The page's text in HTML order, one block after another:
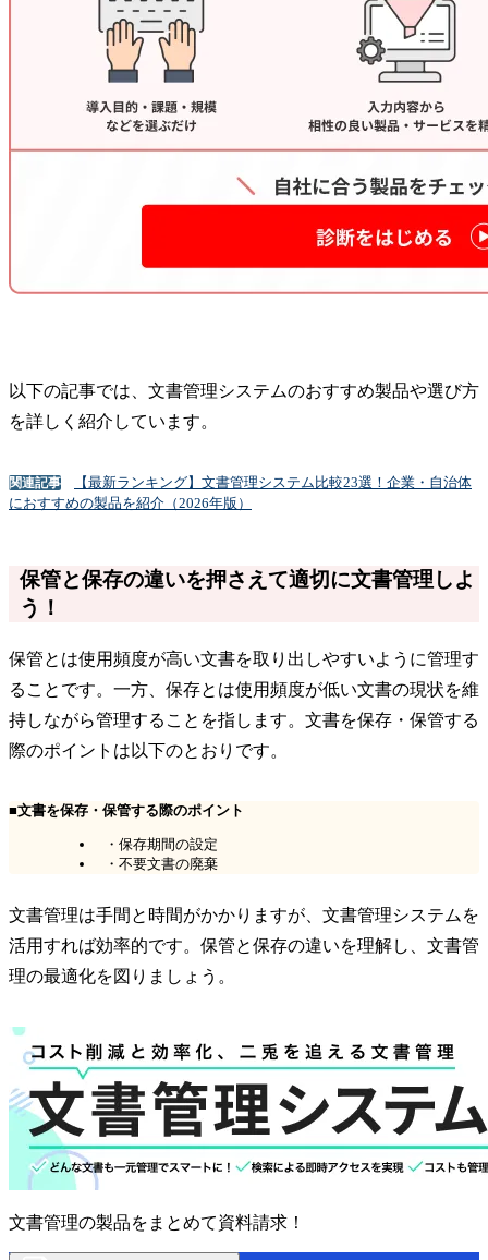
以下の記事では、文書管理システムのおすすめ製品や選び方
を詳しく紹介しています。
関連記事
【最新ランキング】文書管理システム比較23選！企業・自治体
におすすめの製品を紹介（2026年版）
保管と保存の違いを押さえて適切に文書管理しよ
う！
保管とは使用頻度が高い文書を取り出しやすいように管理す
ることです。一方、保存とは使用頻度が低い文書の現状を維
持しながら管理することを指します。文書を保存・保管する
際のポイントは以下のとおりです。
■文書を保存・保管する際のポイント
・保存期間の設定
・不要文書の廃棄
文書管理は手間と時間がかかりますが、文書管理システムを
活用すれば効率的です。保管と保存の違いを理解し、文書管
理の最適化を図りましょう。
文書管理の製品をまとめて資料請求！